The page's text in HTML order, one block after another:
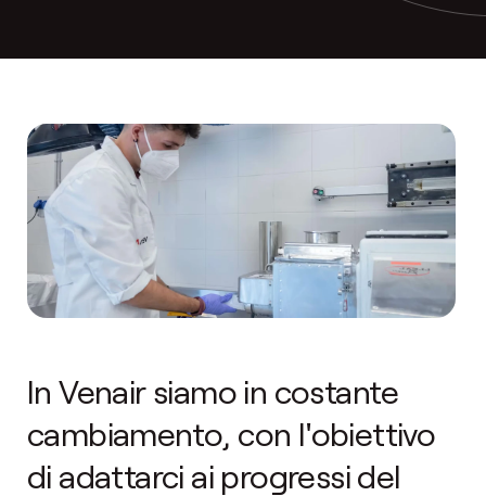
In Venair siamo in costante
cambiamento, con l'obiettivo
di adattarci ai progressi del